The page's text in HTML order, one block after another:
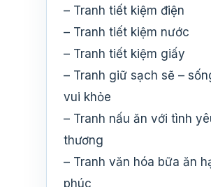
– Tranh tiết kiệm điện
– Tranh tiết kiệm nước
– Tranh tiết kiệm giấy
– Tranh giữ sạch sẽ –
vui khỏe
– Tranh nấu ăn với tình
thương
– Tranh văn hóa bữa ăn
phúc